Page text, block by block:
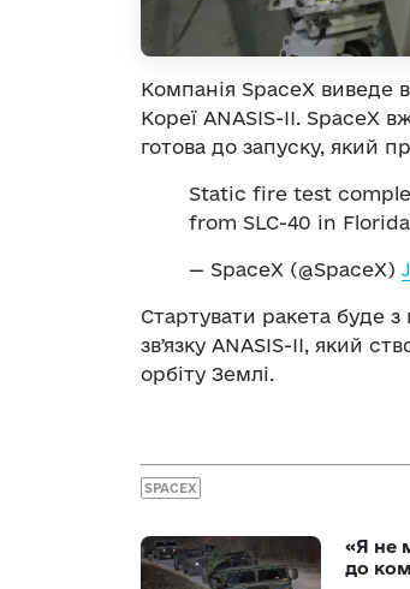
Компанія SpaceX виведе
Кореї ANASIS-II. SpaceX
готова до запуску, який
Static fire test
from SLC-40 in Florida
— SpaceX (@SpaceX)
Стартувати ракета буде
звʼязку ANASIS-II, який
орбіту Землі.
SPACEX
«Я не
до